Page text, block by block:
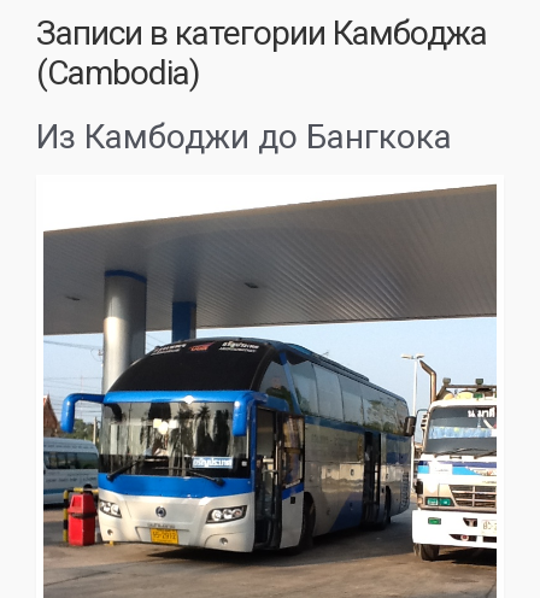
Записи в категории Камбоджа
(Cambodia)
Из Камбоджи до Бангкока